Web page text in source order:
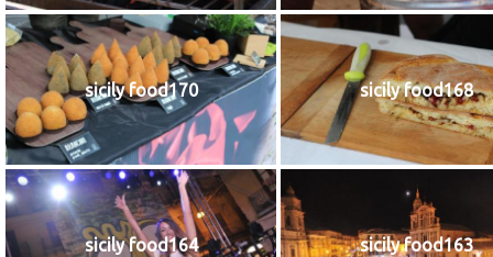
sicily food170 sicily food168
sicily food164 sicily food163